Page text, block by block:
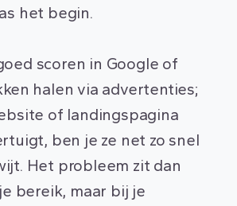
het begin.
scoren in Google of
halen via advertenties;
of landingspagina
ben je ze net zo snel
Het probleem zit dan
bereik, maar bij je